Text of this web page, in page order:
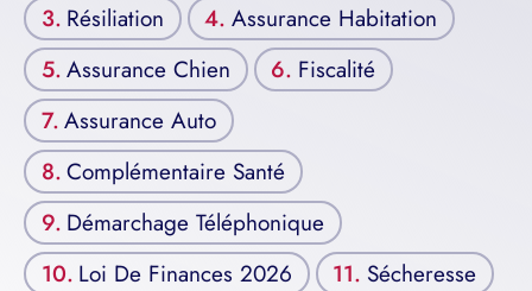
Résiliation
Assurance Habitation
Assurance Chien
Fiscalité
Assurance Auto
Complémentaire Santé
Démarchage Téléphonique
Loi De Finances 2026
Sécheresse